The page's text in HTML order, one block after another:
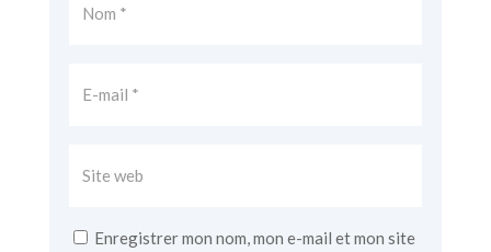
Enregistrer mon nom, mon e-mail et mon site